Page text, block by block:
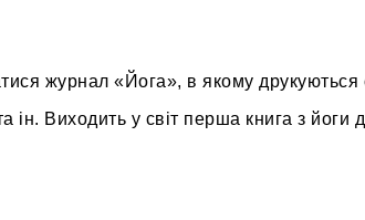
журнал «Йога», в якому друкуються
та ін. Виходить у світ перша книга з